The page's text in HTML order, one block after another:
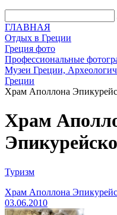
ГЛАВНАЯ
Отдых в Греции
Греция фото
Профессиональные
Музеи Греции,
Греции
Храм Аполлона
Храм
Туризм
Храм Аполлона
03.06.2010